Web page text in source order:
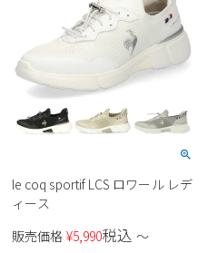
le coq sportif LCS ロワール レデ
ィース
販売価格 ¥5,990税込 〜